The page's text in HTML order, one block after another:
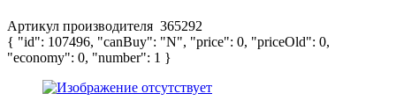
Артикул производителя 365292
{ "id": 107496, "canBuy": "N", "price": 0, "priceOld": 0,
"economy": 0, "number": 1 }